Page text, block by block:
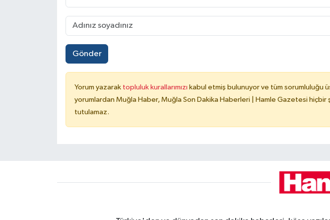
Gönder
Yorum yazarak topluluk kurallarımızı kabul etmiş bulunuyor ve tüm sorumluluğu
yorumlardan Muğla Haber, Muğla Son Dakika Haberleri | Hamle Gazetesi hiçbir
tutulamaz.